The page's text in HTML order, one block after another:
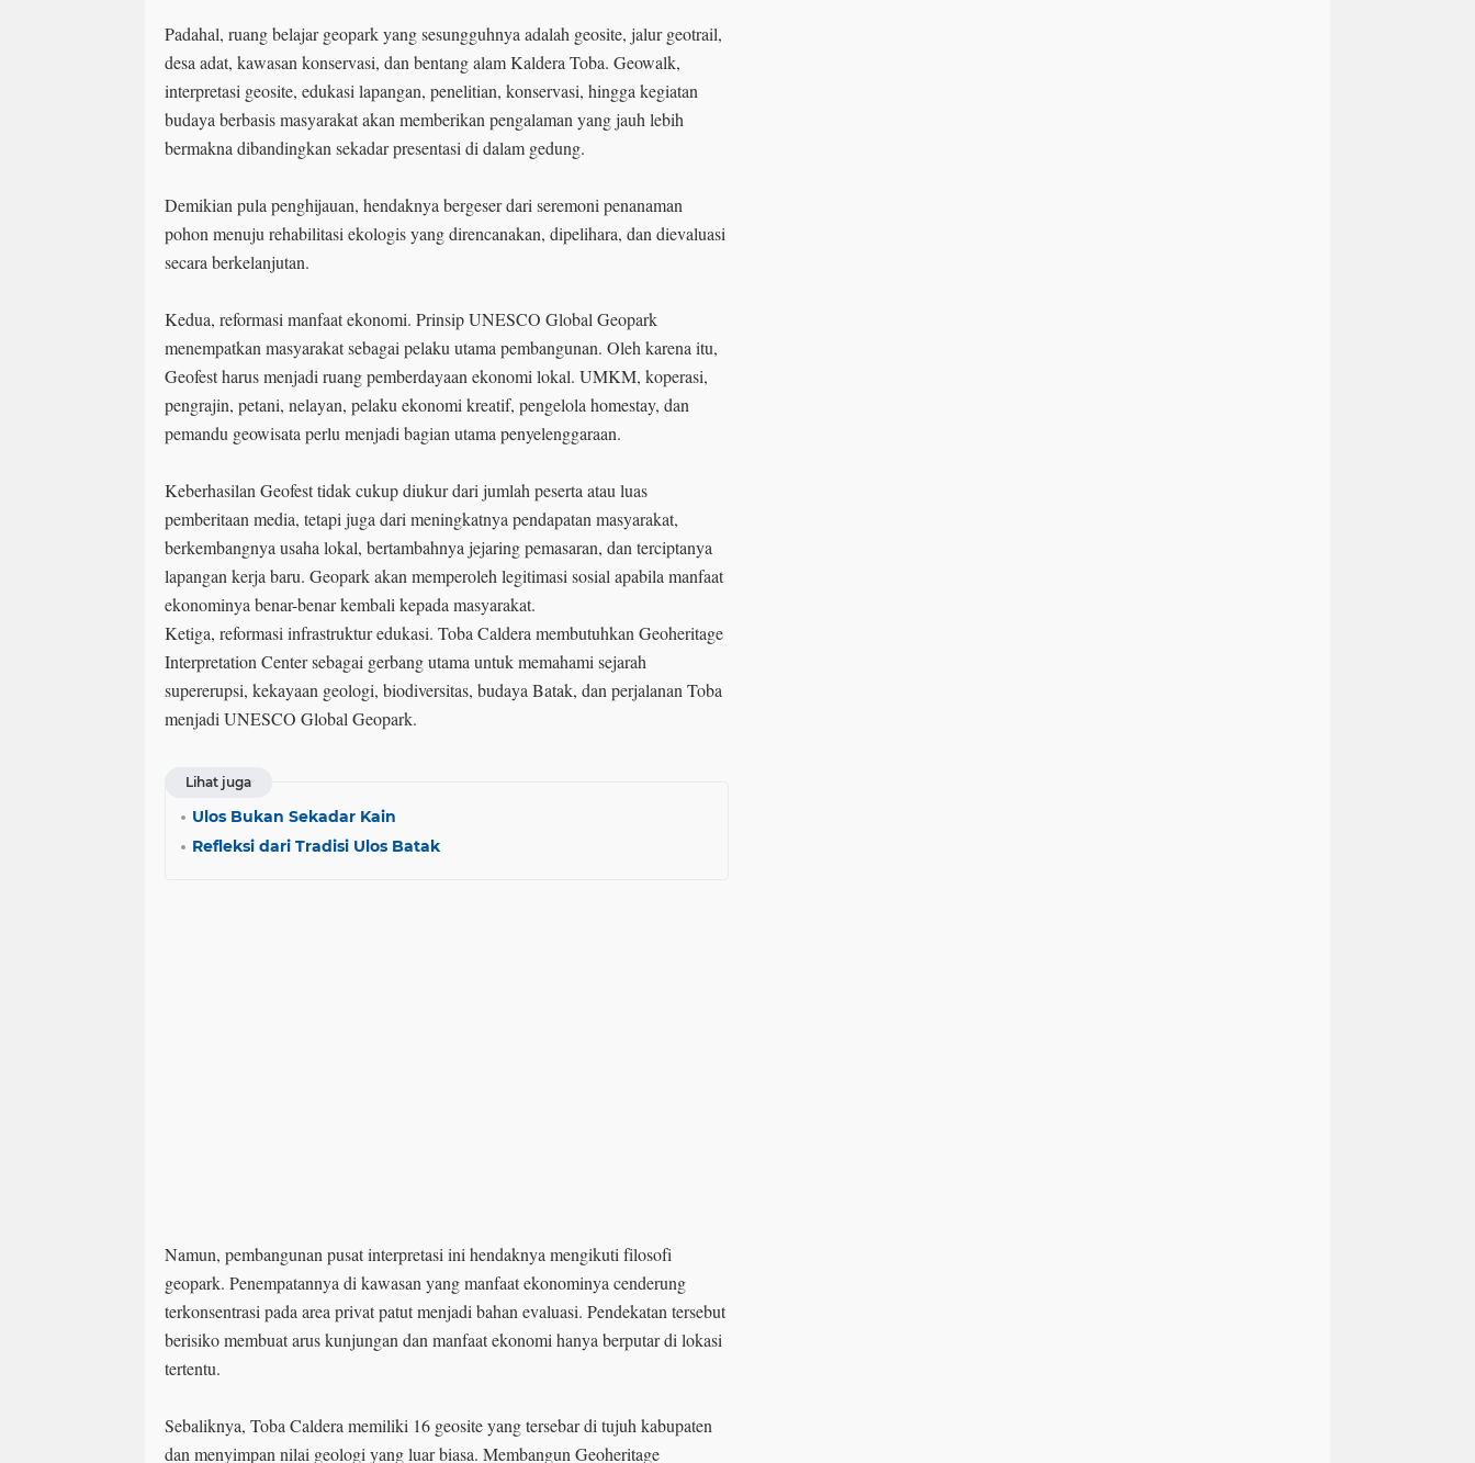
Padahal, ruang belajar geopark yang sesungguhnya adalah geosite, jalur geotrail,
desa adat, kawasan konservasi, dan bentang alam Kaldera Toba. Geowalk,
interpretasi geosite, edukasi lapangan, penelitian, konservasi, hingga kegiatan
budaya berbasis masyarakat akan memberikan pengalaman yang jauh lebih
bermakna dibandingkan sekadar presentasi di dalam gedung.
Demikian pula penghijauan, hendaknya bergeser dari seremoni penanaman
pohon menuju rehabilitasi ekologis yang direncanakan, dipelihara, dan dievaluasi
secara berkelanjutan.
Kedua, reformasi manfaat ekonomi. Prinsip UNESCO Global Geopark
menempatkan masyarakat sebagai pelaku utama pembangunan. Oleh karena itu,
Geofest harus menjadi ruang pemberdayaan ekonomi lokal. UMKM, koperasi,
pengrajin, petani, nelayan, pelaku ekonomi kreatif, pengelola homestay, dan
pemandu geowisata perlu menjadi bagian utama penyelenggaraan.
Keberhasilan Geofest tidak cukup diukur dari jumlah peserta atau luas
pemberitaan media, tetapi juga dari meningkatnya pendapatan masyarakat,
berkembangnya usaha lokal, bertambahnya jejaring pemasaran, dan terciptanya
lapangan kerja baru. Geopark akan memperoleh legitimasi sosial apabila manfaat
ekonominya benar-benar kembali kepada masyarakat.
Ketiga, reformasi infrastruktur edukasi. Toba Caldera membutuhkan Geoheritage
Interpretation Center sebagai gerbang utama untuk memahami sejarah
supererupsi, kekayaan geologi, biodiversitas, budaya Batak, dan perjalanan Toba
menjadi UNESCO Global Geopark.
Lihat juga
Ulos Bukan Sekadar Kain
Refleksi dari Tradisi Ulos Batak
Namun, pembangunan pusat interpretasi ini hendaknya mengikuti filosofi
geopark. Penempatannya di kawasan yang manfaat ekonominya cenderung
terkonsentrasi pada area privat patut menjadi bahan evaluasi. Pendekatan tersebut
berisiko membuat arus kunjungan dan manfaat ekonomi hanya berputar di lokasi
tertentu.
Sebaliknya, Toba Caldera memiliki 16 geosite yang tersebar di tujuh kabupaten
dan menyimpan nilai geologi yang luar biasa. Membangun Geoheritage